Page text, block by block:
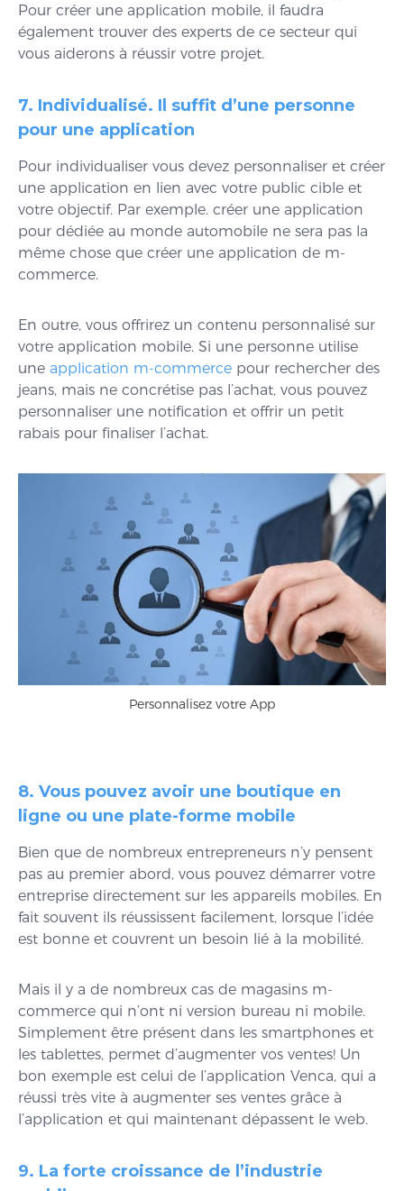
Pour créer une application mobile, il faudra
également trouver des experts de ce secteur qui
vous aiderons à réussir votre projet.
7. Individualisé. Il suffit d’une personne
pour une application
Pour individualiser vous devez personnaliser et créer
une application en lien avec votre public cible et
votre objectif. Par exemple. créer une application
pour dédiée au monde automobile ne sera pas la
même chose que créer une application de m-
commerce.
En outre, vous offrirez un contenu personnalisé sur
votre application mobile. Si une personne utilise
une application m-commerce pour rechercher des
jeans, mais ne concrétise pas l’achat, vous pouvez
personnaliser une notification et offrir un petit
rabais pour finaliser l’achat.
Personnalisez votre App
8. Vous pouvez avoir une boutique en
ligne ou une plate-forme mobile
Bien que de nombreux entrepreneurs n’y pensent
pas au premier abord, vous pouvez démarrer votre
entreprise directement sur les appareils mobiles. En
fait souvent ils réussissent facilement, lorsque l’idée
est bonne et couvrent un besoin lié à la mobilité.
Mais il y a de nombreux cas de magasins m-
commerce qui n’ont ni version bureau ni mobile.
Simplement être présent dans les smartphones et
les tablettes, permet d’augmenter vos ventes! Un
bon exemple est celui de l’application Venca, qui a
réussi très vite à augmenter ses ventes grâce à
l’application et qui maintenant dépassent le web.
9. La forte croissance de l’industrie